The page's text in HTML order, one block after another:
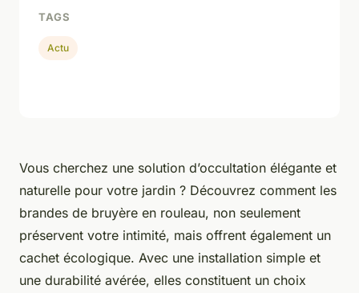
Vous cherchez une solution d’occultation élégante et
naturelle pour votre jardin ? Découvrez comment les
brandes de bruyère en rouleau, non seulement
préservent votre intimité, mais offrent également un
cachet écologique. Avec une installation simple et
une durabilité avérée, elles constituent un choix
TAGS
Actu